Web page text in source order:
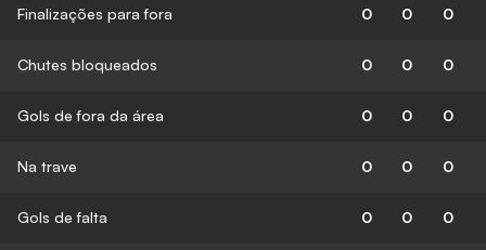
Finalizações para fora 0 0 0
Chutes bloqueados 0 0 0
Gols de fora da área 0 0 0
Na trave 0 0 0
Gols de falta 0 0 0